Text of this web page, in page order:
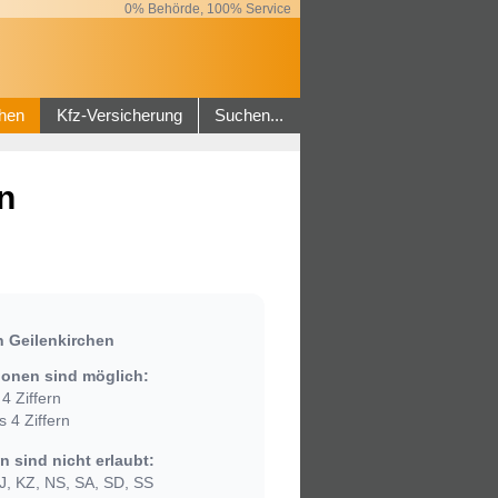
0% Behörde, 100% Service
Kfz-Versicherung Suchen...
Geilenkirchen
sind möglich:
Ziffern
4 Ziffern
sind nicht erlaubt:
KZ, NS, SA, SD, SS